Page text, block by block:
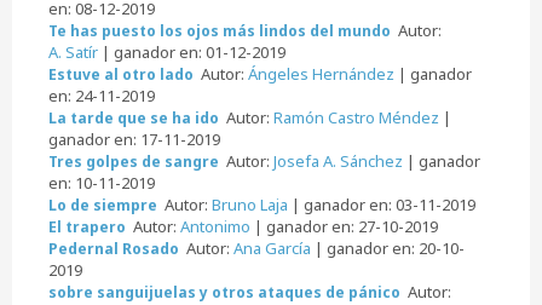
en: 08-12-2019
Te has puesto los ojos más lindos del mundo Autor:
A. Satír | ganador en: 01-12-2019
Estuve al otro lado Autor: Ángeles Hernández | ganador
en: 24-11-2019
La tarde que se ha ido Autor: Ramón Castro Méndez |
ganador en: 17-11-2019
Tres golpes de sangre Autor: Josefa A. Sánchez | ganador
en: 10-11-2019
Lo de siempre Autor: Bruno Laja | ganador en: 03-11-2019
El trapero Autor: Antonimo | ganador en: 27-10-2019
Pedernal Rosado Autor: Ana García | ganador en: 20-10-
2019
sobre sanguijuelas y otros ataques de pánico Autor: